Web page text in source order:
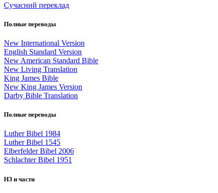
Сучасний переклад
Полные переводы
New International Version
English Standard Version
New American Standard Bible
New Living Translation
King James Bible
New King James Version
Darby Bible Translation
Полные переводы
Luther Bibel 1984
Luther Bibel 1545
Elberfelder Bibel 2006
Schlachter Bibel 1951
НЗ и части